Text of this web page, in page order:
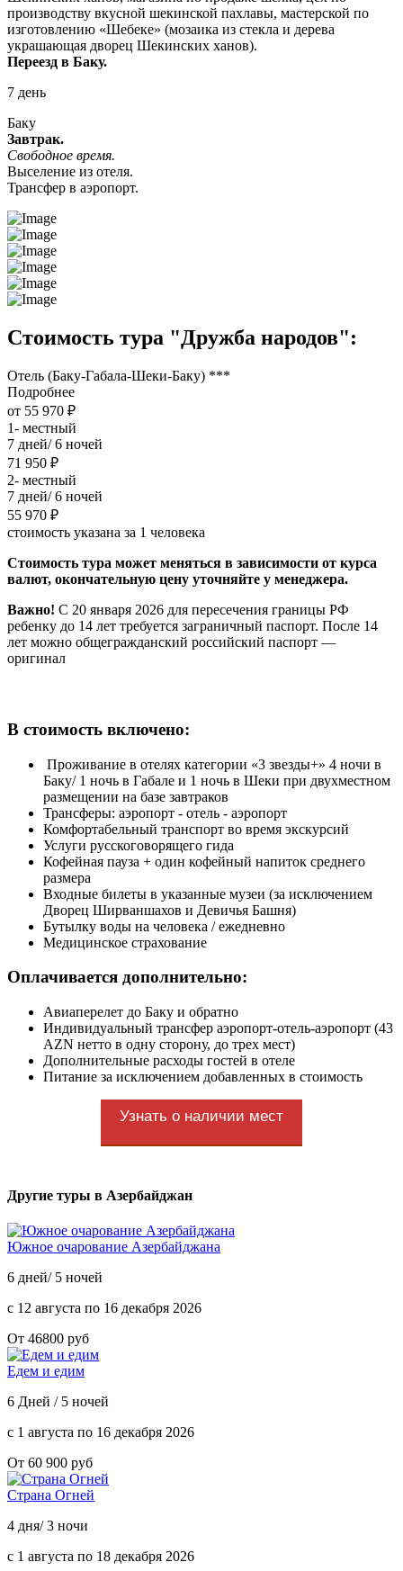
производству вкусной шекинской пахлавы, мастерской по
изготовлению «Шебеке» (мозаика из стекла и дерева
украшающая дворец Шекинских ханов).
Переезд в Баку.
7 день
Баку
Завтрак.
Свободное время.
Выселение из отеля.
Трансфер в аэропорт.
Стоимость тура "Дружба народов":
Отель (Баку-Габала-Шеки-Баку) ***
Подробнее
от 55 970 ₽
1- местный
7 дней/ 6 ночей
71 950 ₽
2- местный
7 дней/ 6 ночей
55 970 ₽
стоимость указана за 1 человека
Стоимость тура может меняться в зависимости от курса
валют, окончательную цену уточняйте у менеджера.
Важно! С 20 января 2026 для пересечения границы РФ
ребенку до 14 лет требуется заграничный паспорт. После 14
лет можно общегражданский российский паспорт —
оригинал
В стоимость включено:
Проживание в отелях категории «3 звезды+» 4 ночи в
Баку/ 1 ночь в Габале и 1 ночь в Шеки при двухместном
размещении на базе завтраков
Трансферы: аэропорт - отель - аэропорт
Комфортабельный транспорт во время экскурсий
Услуги русскоговорящего гида
Кофейная пауза + один кофейный напиток среднего
размера
Входные билеты в указанные музеи (за исключением
Дворец Ширваншахов и Девичья Башня)
Бутылку воды на человека / ежедневно
Медицинское страхование
Оплачивается дополнительно:
Авиаперелет до Баку и обратно
Индивидуальный трансфер аэропорт-отель-аэропорт (43
AZN нетто в одну сторону, до трех мест)
Дополнительные расходы гостей в отеле
Питание за исключением добавленных в стоимость
Узнать о наличии мест
Другие туры в Азербайджан
Южное очарование Азербайджана
6 дней/ 5 ночей
с 12 августа по 16 декабря 2026
От 46800 руб
Едем и едим
6 Дней / 5 ночей
с 1 августа по 16 декабря 2026
От 60 900 руб
Страна Огней
4 дня/ 3 ночи
с 1 августа по 18 декабря 2026